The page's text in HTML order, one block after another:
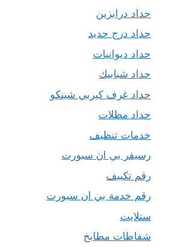
حداد درابزين
حداد درج حديد
حداد ديوانيات
حداد شبابيك
حداد غرف كيربي شينكو
حداد مظلات
خدمات تنظيف
رسيفر بي ان سبورت
رقم تكييف
رقم خدمة بي ان سبورت
ستلايت
شفاطات مطابخ